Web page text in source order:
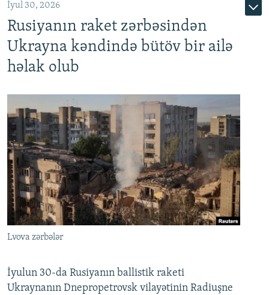
İyul 30, 2026
Rusiyanın raket zərbəsindən
Ukrayna kəndində bütöv bir ailə
həlak olub
Lvova zərbələr
İyulun 30-da Rusiyanın ballistik raketi
Ukraynanın Dnepropetrovsk vilayətinin Radiuşne